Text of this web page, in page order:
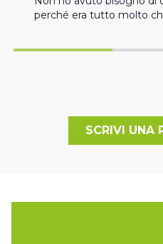
perché era tutto molto
SCRIVI UNA